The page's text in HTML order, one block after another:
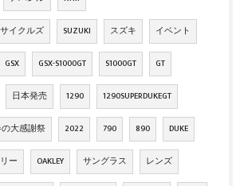
イクルズ SUZUKI スズキ イベント
GSX GSX-S1000GT S1000GT GT
日本発売 1290 1290SUPERDUKEGT
大感謝祭 2022 790 890 DUKE
ー OAKLEY サングラス レンズ